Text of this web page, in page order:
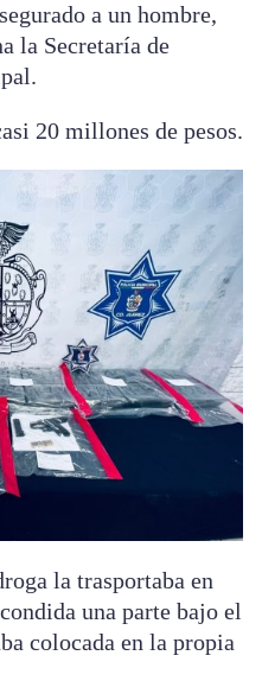
a un hombre,
la Secretaría de
20 millones de pesos.
la trasportaba en
una parte bajo el
colocada en la propia